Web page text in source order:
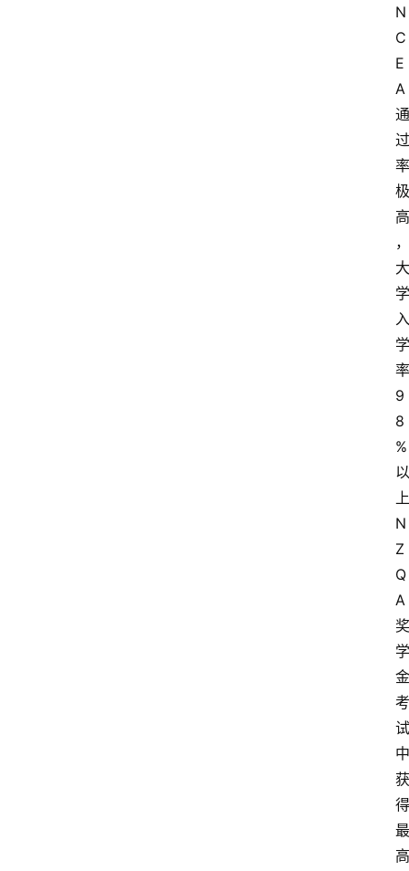
N
C
E
A
通
过
率
极
高
，
大
学
入
学
率
9
8
%
以
上
N
Z
Q
A
奖
学
金
考
试
中
获
得
最
高